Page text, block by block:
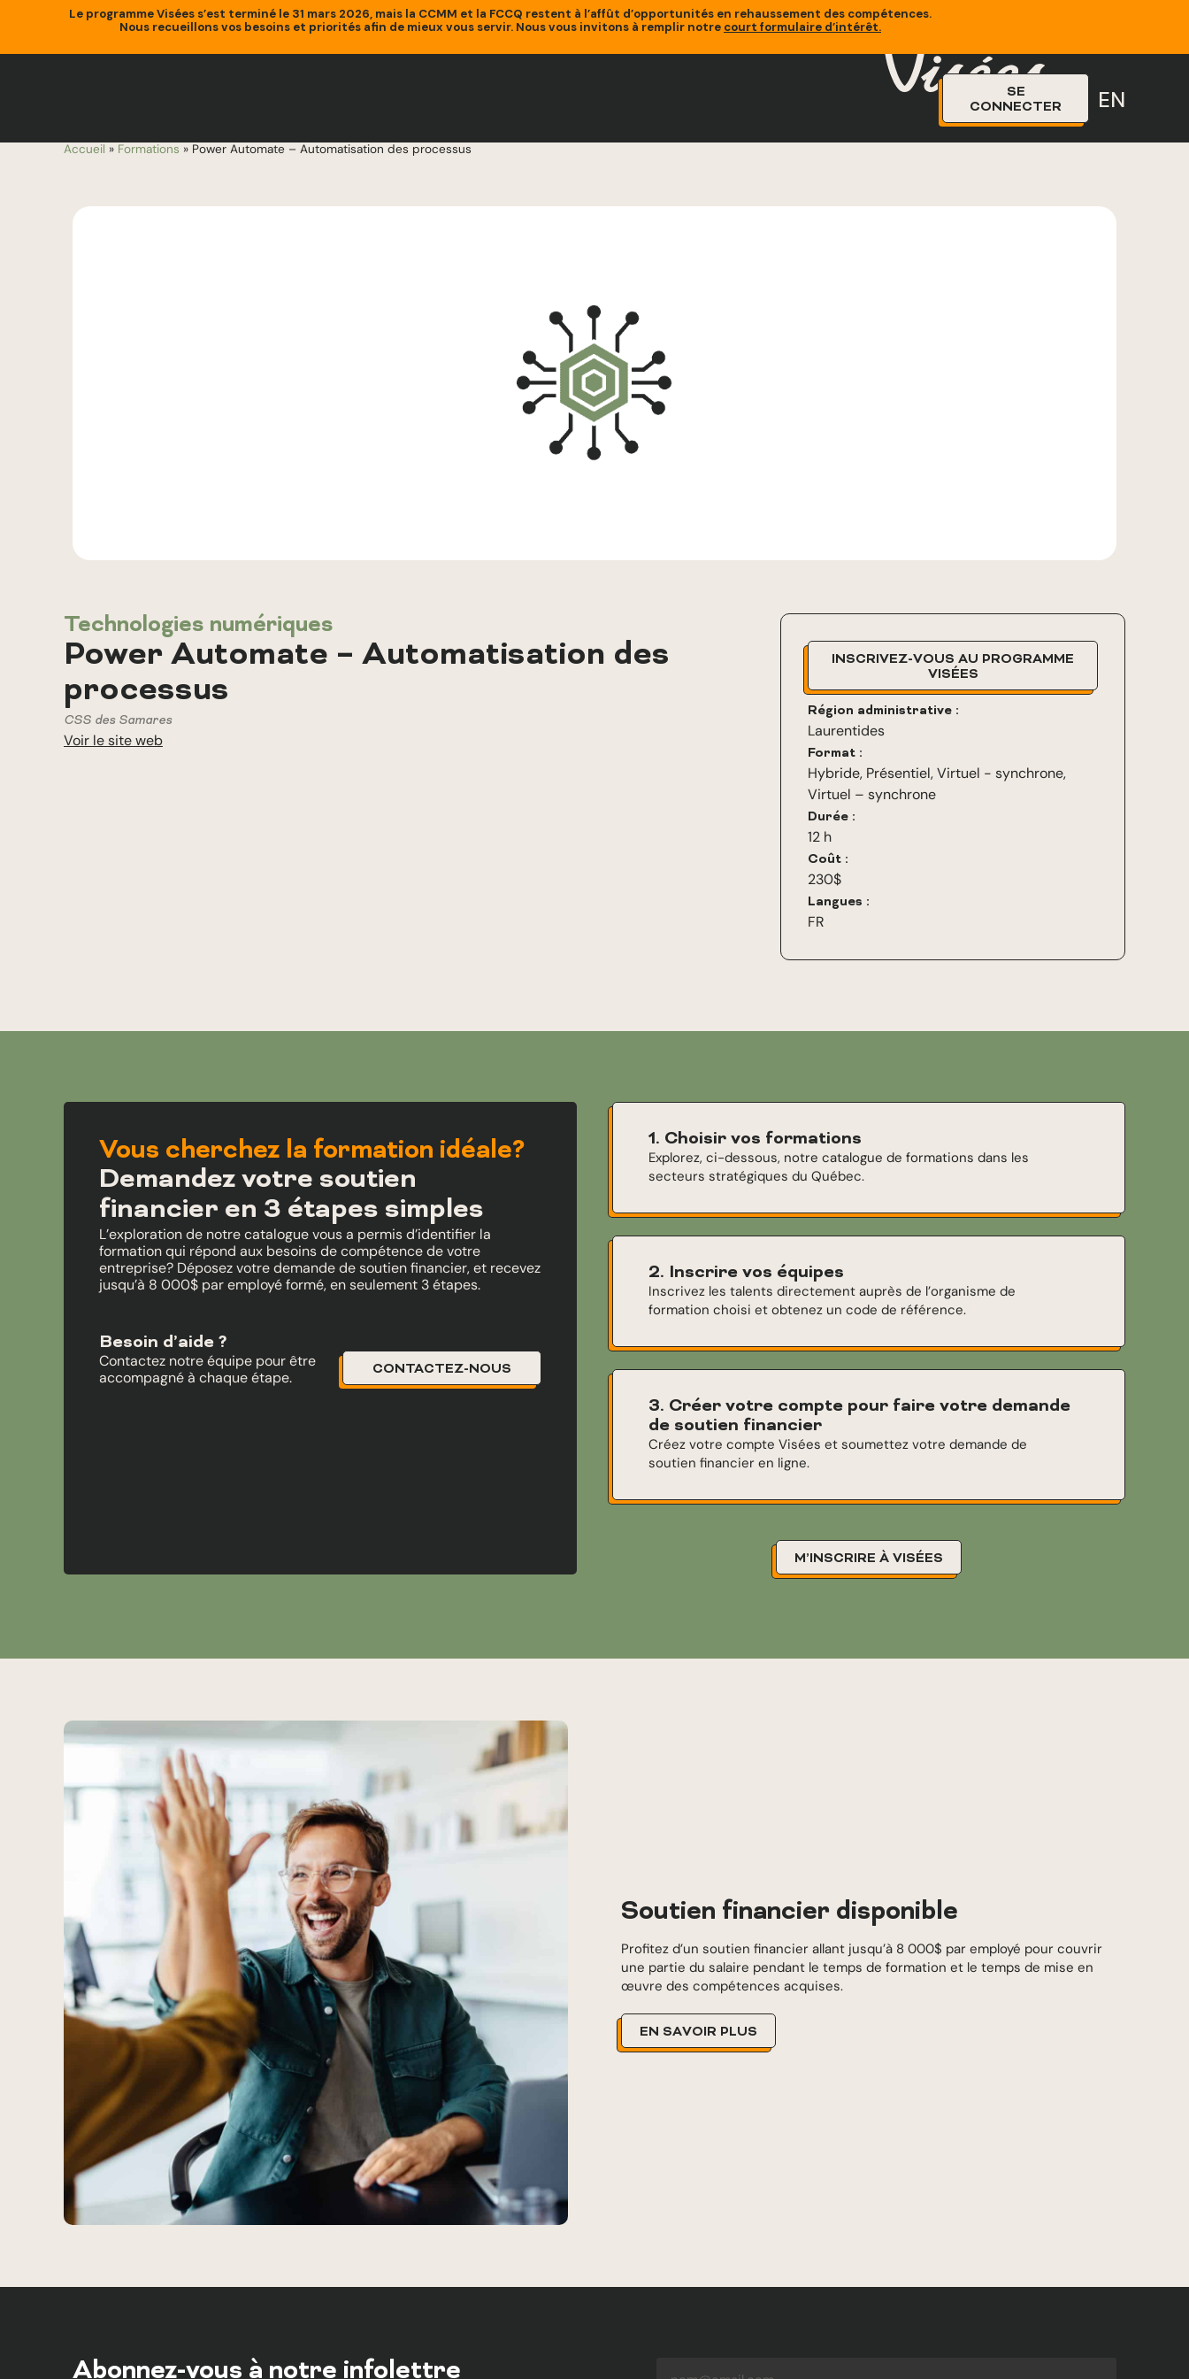
Le programme Visées s’est terminé le 31 mars 2026, mais la CCMM et la FCCQ restent à l’affût d’opportunités en rehaussement des compétences.
Nous recueillons vos besoins et priorités afin de mieux vous servir. Nous vous invitons à remplir notre court formulaire d’intérêt.
SE
CONNECTER
EN
Accueil » Formations » Power Automate – Automatisation des processus
Technologies numériques
Power Automate – Automatisation des
processus
CSS des Samares
Voir le site web
INSCRIVEZ-VOUS AU PROGRAMME
VISÉES
Région administrative :
Laurentides
Format :
Hybride, Présentiel,Virtuel - synchrone,
Virtuel – synchrone
Durée :
12 h
Coût :
230$
Langues :
FR
Vous cherchez la formation idéale?
Demandez votre soutien
financier en 3 étapes simples
L’exploration de notre catalogue vous a permis d’identifier la
formation qui répond aux besoins de compétence de votre
entreprise? Déposez votre demande de soutien financier, et recevez
jusqu’à 8 000$ par employé formé, en seulement 3 étapes.
Besoin d’aide ?
Contactez notre équipe pour être
accompagné à chaque étape.
CONTACTEZ-NOUS
1. Choisir vos formations
Explorez, ci-dessous, notre catalogue de formations dans les
secteurs stratégiques du Québec.
2. Inscrire vos équipes
Inscrivez les talents directement auprès de l’organisme de
formation choisi et obtenez un code de référence.
3. Créer votre compte pour faire votre demande
de soutien financier
Créez votre compte Visées et soumettez votre demande de
soutien financier en ligne.
M’INSCRIRE À VISÉES
Soutien financier disponible
Profitez d’un soutien financier allant jusqu’à 8 000$ par employé pour couvrir
une partie du salaire pendant le temps de formation et le temps de mise en
œuvre des compétences acquises.
EN SAVOIR PLUS
Abonnez-vous à notre infolettre